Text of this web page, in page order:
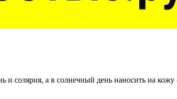
и солярия, а в солнечный день наносить на